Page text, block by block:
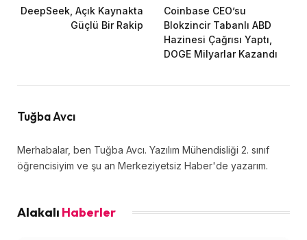
DeepSeek, Açık Kaynakta
Güçlü Bir Rakip
Coinbase CEO’su
Blokzincir Tabanlı ABD
Hazinesi Çağrısı Yaptı,
DOGE Milyarlar Kazandı
Tuğba Avcı
Merhabalar, ben Tuğba Avcı. Yazılım Mühendisliği 2. sınıf
öğrencisiyim ve şu an Merkeziyetsiz Haber'de yazarım.
Alakalı Haberler